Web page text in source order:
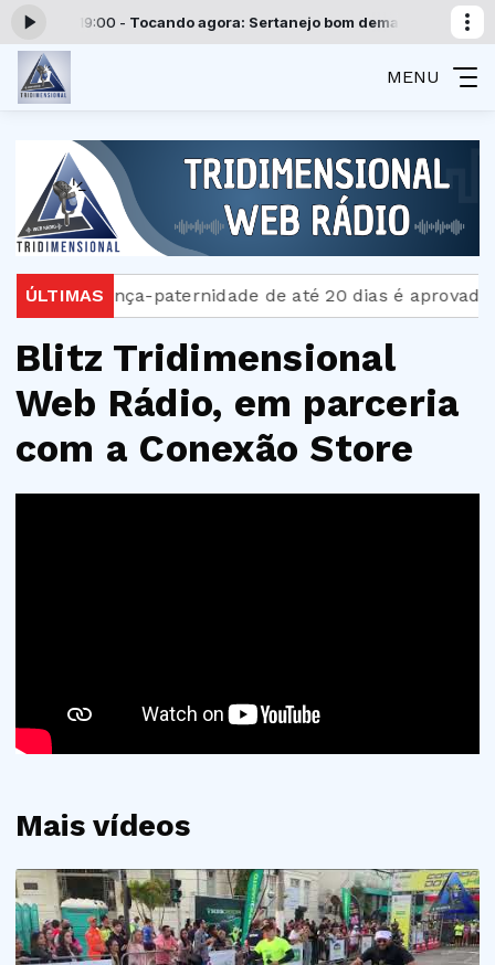
às 19:00 -Tocando agora: Sertanejo bom demais - Parte 7
MENU
ÚLTIMAS
Licença-paternidade de até 20 dias é aprovada no
Blitz Tridimensional
Web Rádio, em parceria
com a Conexão Store
Mais vídeos